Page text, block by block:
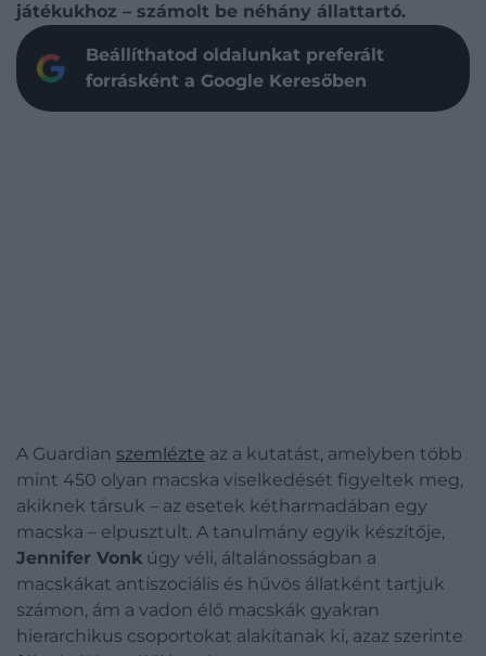
játékukhoz – számolt be néhány állattartó.
Beállíthatod oldalunkat preferált
forrásként a Google Keresőben
A Guardian szemlézte az a kutatást, amelyben több
mint 450 olyan macska viselkedését figyeltek meg,
akiknek társuk – az esetek kétharmadában egy
macska – elpusztult. A tanulmány egyik készítője,
Jennifer Vonk úgy véli, általánosságban a
macskákat antiszociális és hűvös állatként tartjuk
számon, ám a vadon élő macskák gyakran
hierarchikus csoportokat alakítanak ki, azaz szerinte